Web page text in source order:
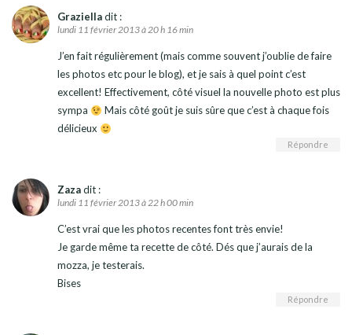
Grazielladit :
lundi 11 février 2013 à 20 h 16 min
J’en fait régulièrement (mais comme souvent j’oublie de faire
les photos etc pour le blog), et je sais à quel point c’est
excellent! Effectivement, côté visuel la nouvelle photo est plus
sympa
Mais côté goût je suis sûre que c’est à chaque fois
délicieux
Répondre
Zazadit :
lundi 11 février 2013 à 22 h 00 min
C’est vrai que les photos recentes font très envie!
Je garde même ta recette de côté. Dés que j’aurais de la
mozza, je testerais.
Bises
Répondre